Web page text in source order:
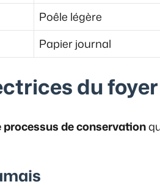
Poêle légère
Papier journal
du foyer
processus de conservation